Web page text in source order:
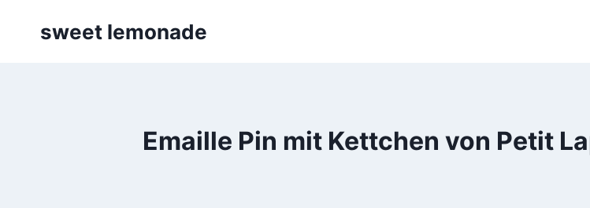
sweet lemonade
Emaille Pin mit Kettchen von Petit